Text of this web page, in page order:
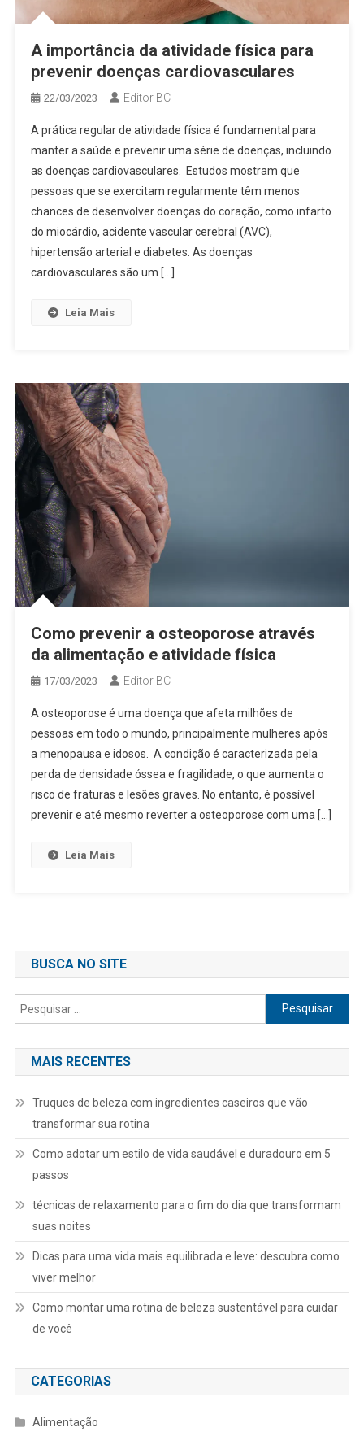
A importância da atividade física para
prevenir doenças cardiovasculares
22/03/2023 Editor BC
A prática regular de atividade física é fundamental para
manter a saúde e prevenir uma série de doenças, incluindo
as doenças cardiovasculares. Estudos mostram que
pessoas que se exercitam regularmente têm menos
chances de desenvolver doenças do coração, como infarto
do miocárdio, acidente vascular cerebral (AVC),
hipertensão arterial e diabetes. As doenças
cardiovasculares são um […]
Leia Mais
Como prevenir a osteoporose através
da alimentação e atividade física
17/03/2023 Editor BC
A osteoporose é uma doença que afeta milhões de
pessoas em todo o mundo, principalmente mulheres após
a menopausa e idosos. A condição é caracterizada pela
perda de densidade óssea e fragilidade, o que aumenta o
risco de fraturas e lesões graves. No entanto, é possível
prevenir e até mesmo reverter a osteoporose com uma […]
Leia Mais
BUSCA NO SITE
Pesquisar
por:
MAIS RECENTES
Truques de beleza com ingredientes caseiros que vão
transformar sua rotina
Como adotar um estilo de vida saudável e duradouro em 5
passos
técnicas de relaxamento para o fim do dia que transformam
suas noites
Dicas para uma vida mais equilibrada e leve: descubra como
viver melhor
Como montar uma rotina de beleza sustentável para cuidar
de você
CATEGORIAS
Alimentação